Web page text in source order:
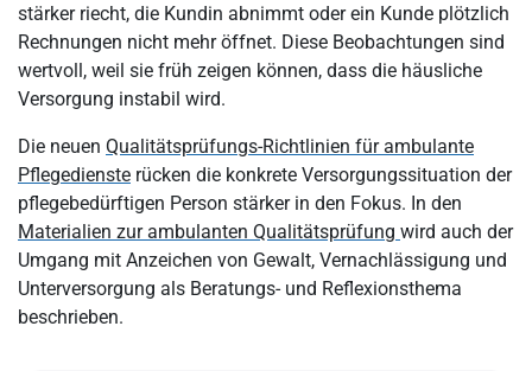
stärker riecht, die Kundin abnimmt oder ein Kunde plötzlich
Rechnungen nicht mehr öffnet. Diese Beobachtungen sind
wertvoll, weil sie früh zeigen können, dass die häusliche
Versorgung instabil wird.
Die neuen Qualitätsprüfungs-Richtlinien für ambulante
Pflegedienste rücken die konkrete Versorgungssituation der
pflegebedürftigen Person stärker in den Fokus. In den
Materialien zur ambulanten Qualitätsprüfung wird auch der
Umgang mit Anzeichen von Gewalt, Vernachlässigung und
Unterversorgung als Beratungs- und Reflexionsthema
beschrieben.